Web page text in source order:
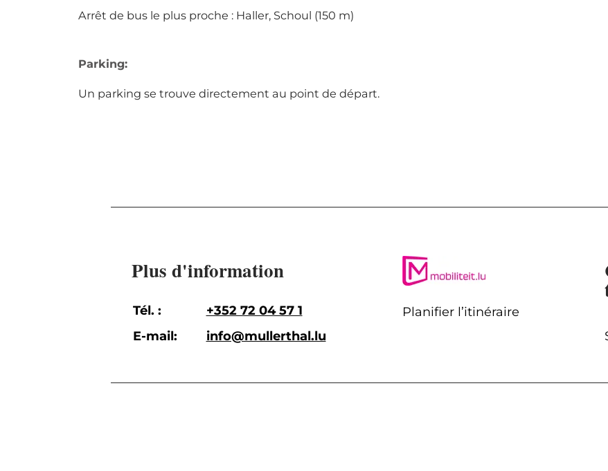
Arrêt de bus le plus proche : Haller, Schoul (150 m)
Parking:
Un parking se trouve directement au point de départ.
Plus d'information
Tél. :
+352 72 04 57 1
E-mail:
info@mullerthal.lu
Planifier l’itinéraire